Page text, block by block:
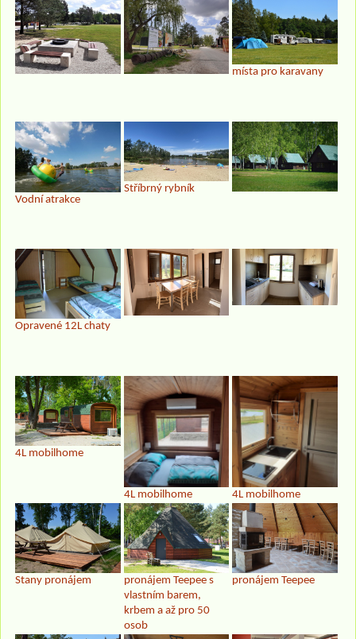
místa pro karavany
Vodní atrakce
Stříbrný rybník
Opravené 12L chaty
4L mobilhome
4L mobilhome 4L mobilhome
Stany pronájem
pronájem Teepee s
vlastním barem,
krbem a až pro 50
osob
pronájem Teepee